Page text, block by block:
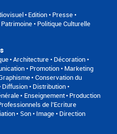
Edition • Presse •
Patrimoine • Politique Culturelle
Architecture • Décoration •
• Promotion • Marketing
Conservation du
Diffusion • Distribution •
Enseignement Production
de l’Ecriture
Son • Image • Direction